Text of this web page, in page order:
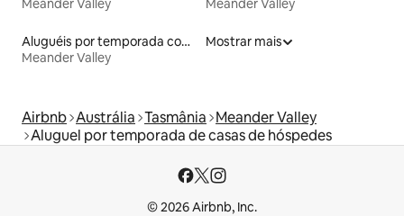
Aluguéis por temporada com café da manhã
Meander Valley
Mostrar mais
Airbnb Austrália Tasmânia Meander Valley
Aluguel por temporada de casas de hóspedes
© 2026 Airbnb, Inc.